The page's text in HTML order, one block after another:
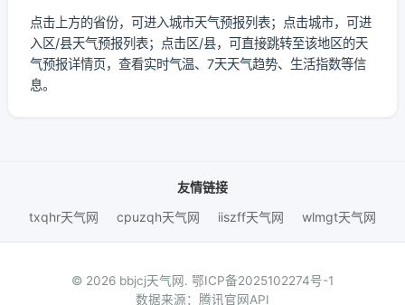
点击上方的省份，可进入城市天气预报列表；点击城市，可进
入区/县天气预报列表；点击区/县，可直接跳转至该地区的天
气预报详情页，查看实时气温、7天天气趋势、生活指数等信
息。
友情链接
txqhr天气网
cpuzqh天气网 iiszff天气网 wlmgt天气网
© 2026 bbjcj天气网. 鄂ICP备2025102274号-1
数据来源：腾讯官网API